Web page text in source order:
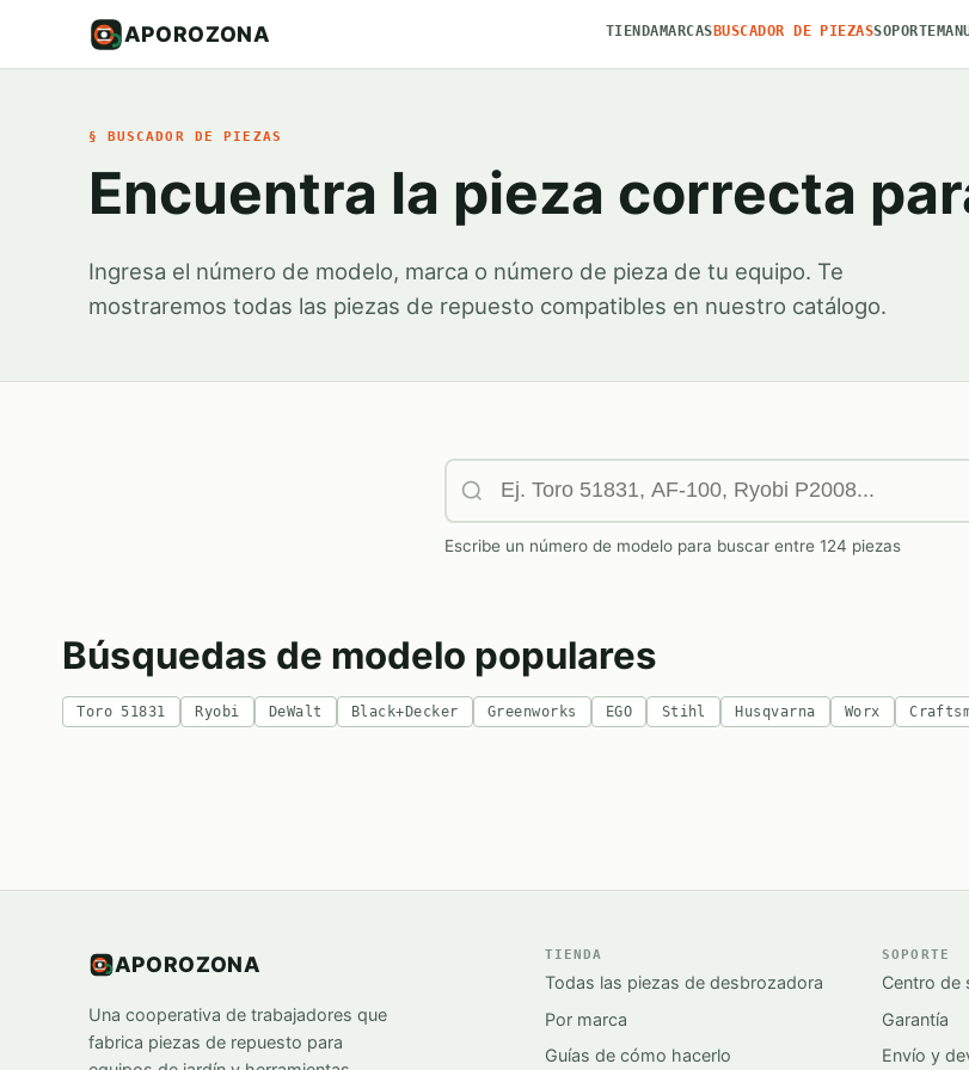
APOROZONA TIENDAMARCASBUSCADOR DE PIEZASSOPORTE
§ BUSCADOR DE PIEZAS
Encuentra la pieza correcta
Ingresa el número de modelo, marca o número de pieza de tu equipo. Te
mostraremos todas las piezas de repuesto compatibles en nuestro catálogo.
Escribe un número de modelo para buscar entre 124 piezas
Búsquedas de modelo populares
Toro 51831 Ryobi DeWalt Black+Decker Greenworks EGO Stihl Husqvarna Worx
APOROZONA
Una cooperativa de trabajadores que
fabrica piezas de repuesto para
TIENDA
Todas las piezas de desbrozadora
Por marca
Guías de cómo hacerlo
SOPORTE
Centro de
Garantía
Envío y